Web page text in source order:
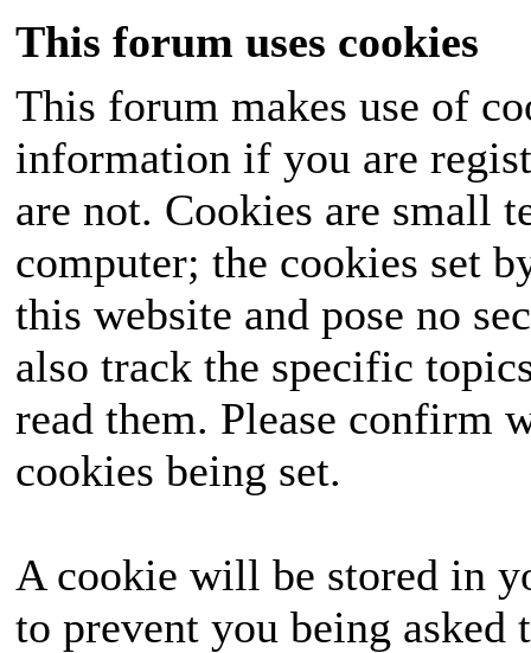
This forum uses cookies
This forum makes use of
information if you are
are not. Cookies are small
computer; the cookies set
this website and pose no
also track the specific
read them. Please confirm
cookies being set.
A cookie will be stored in
to prevent you being